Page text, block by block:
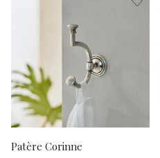
Patère Corinne